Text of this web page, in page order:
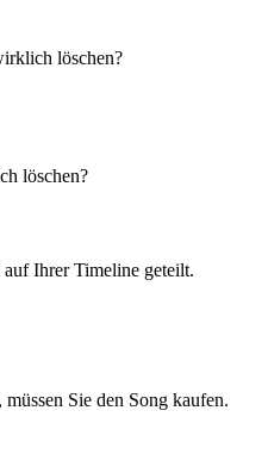
löschen?
löschen?
Ihrer Timeline geteilt.
Sie den Song kaufen.